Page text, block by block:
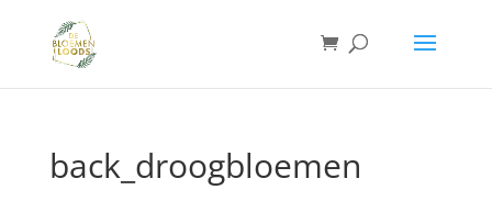
back_droogbloemen